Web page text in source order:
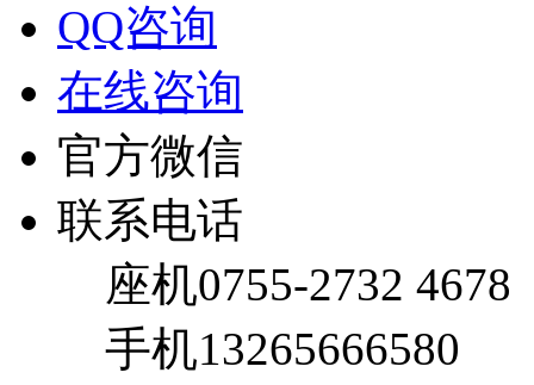
QQ咨询
在线咨询
官方微信
联系电话
座机0755-2732 4678
手机13265666580